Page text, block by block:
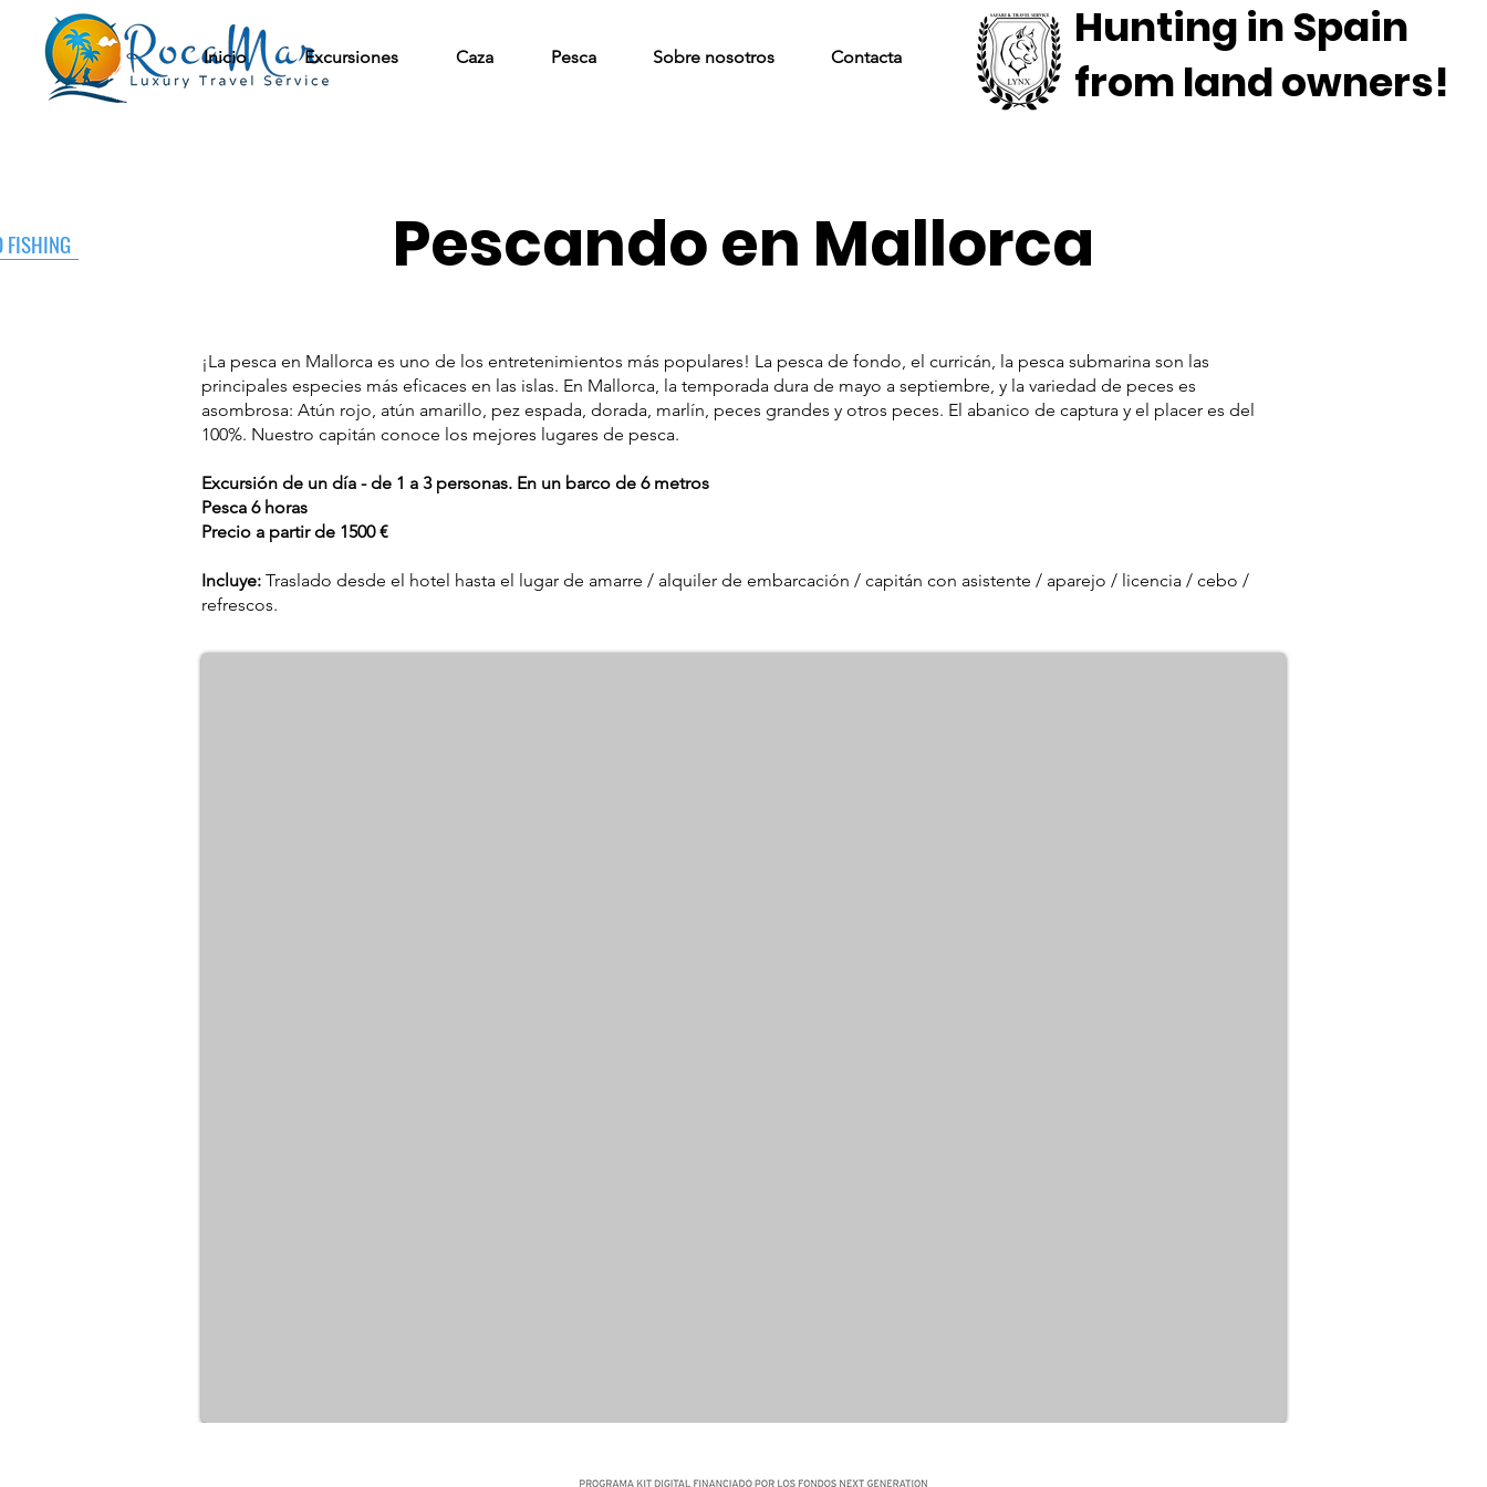
Inicio Excursiones Caza Pesca Sobre nosotros Contacta
Hunting in Spain
from land owners!
FISHING Pescando en Mallorca
¡La pesca en Mallorca es uno de los entretenimientos más populares! La pesca de fondo, el curricán, la pesca submarina son las
principales especies más eficaces en las islas. En Mallorca, la temporada dura de mayo a septiembre, y la variedad de peces es
asombrosa: Atún rojo, atún amarillo, pez espada, dorada, marlín, peces grandes y otros peces. El abanico de captura y el placer es del
100%. Nuestro capitán conoce los mejores lugares de pesca.
Excursión de un día - de 1 a 3 personas. En un barco de 6 metros
Pesca 6 horas
Precio a partir de 1500 €
Incluye: Traslado desde el hotel hasta el lugar de amarre / alquiler de embarcación / capitán con asistente / aparejo / licencia / cebo /
refrescos.